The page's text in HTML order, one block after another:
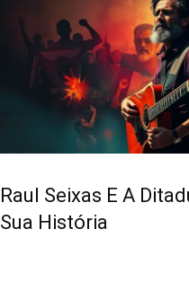
Raul Seixas E A
Sua História